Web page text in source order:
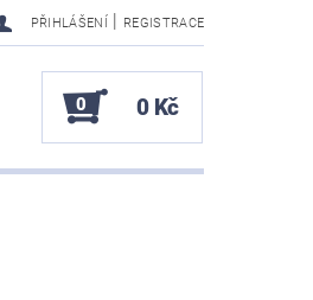
PŘIHLÁŠENÍ | REGISTRACE
0 0 Kč